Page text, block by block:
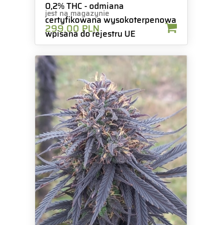
0,2% THC - odmiana
certyfikowana wysokoterpenowa
wpisana do rejestru UE
jest na magazynie
299.00PLN